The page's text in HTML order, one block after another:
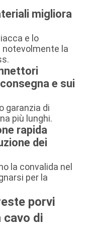
migliora
e lo
notevolmente la
e sui
garanzia di
più lunghi.
rapida
dei
la convalida nel
per la
porvi
cavo di